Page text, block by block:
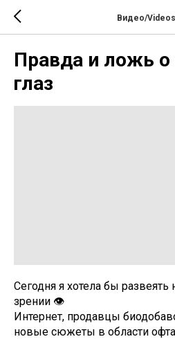
Видео/
Правда и ложь о
глаз
Сегодня я хотела бы
зрении 👁
Интернет, продавцы
новые сюжеты в области